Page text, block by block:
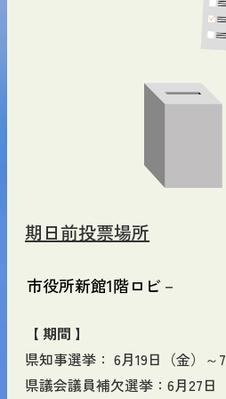
期日前投票場所
市役所新館1階ロビ－
【 期間 】
県知事選挙： 6月19日（金）～7
県議会議員補欠選挙：6月27日